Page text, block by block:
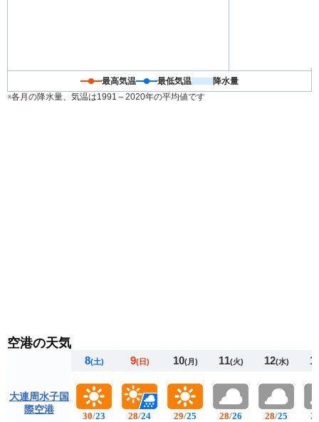
最高気温 最低気温
降水量
※各月の降水量、気温は1991～2020年の平均値です
空港の天気
大連周水子国
際空港
8(土)
30/23
9(日)
28/24
10(月)
29/25
11(火)
28/26
12(水)
28/25